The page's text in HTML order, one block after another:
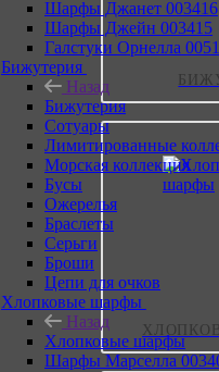
Шарфы Джанет 003416
Шарфы Джейн 003415
Галстуки Орнелла
Бижутерия
Назад
Бижутерия
Сотуары
Лимитированные
Морская коллекция
Бусы
Ожерелья
Браслеты
Серьги
Броши
Цепи для очков
Хлопковые шарфы
Назад
Хлопковые шарфы
Шарфы Марселла